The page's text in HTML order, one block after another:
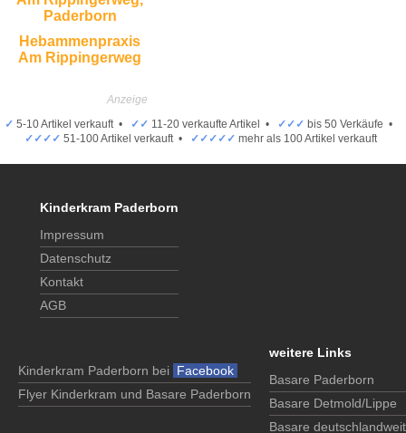
Hebammenpraxis
Am Rippingerweg
✓ 5-10 Artikel verkauft • ✓✓ 11-20 verkaufte Artikel • ✓✓✓ bis 50 Verkäufe •
✓✓✓✓ 51-100 Artikel verkauft • ✓✓✓✓✓ mehr als 100 Artikel verkauft
Kinderkram Paderborn
Impressum
Datenschutz
Kontakt
AGB
Kinderkram Paderborn bei
Facebook
Flyer Kinderkram und Basare Paderborn
weitere Links
Basare Paderborn
Basare Detmold/Lippe
Basare deutschlandweit